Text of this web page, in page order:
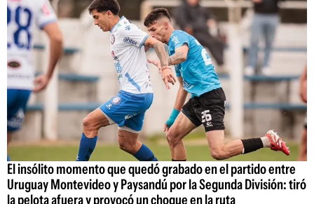
El insólito momento que quedó grabado en el partido entre
Uruguay Montevideo y Paysandú por la Segunda División: tiró
la pelota afuera y provocó un choque en la ruta